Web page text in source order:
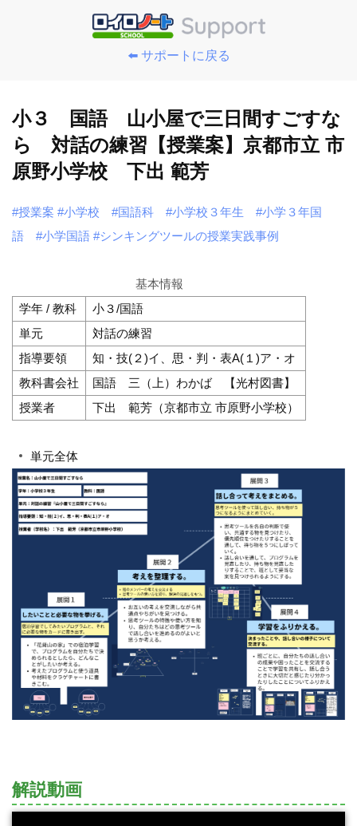
⬅️ サポートに戻る
小３ 国語 山小屋で三日間すごすな
ら 対話の練習【授業案】京都市立 市
原野小学校 下出 範芳
#授業案 #小学校 #国語科 #小学校３年生
#小学３年国
語
#小学国語 #シンキングツールの授業実践事例
基本情報
学年 / 教科
小３/国語
単元
対話の練習
指導要領
知・技(２)イ、思・判・表A(１)ア・オ
教科書会社
国語 三（上）わかば 【光村図書】
授業者
下出 範芳（京都市立 市原野小学校）
単元全体
解説動画